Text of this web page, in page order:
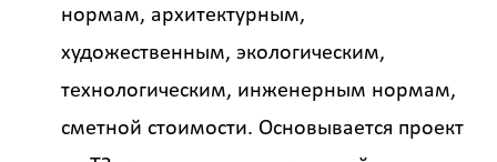
нормам, архитектурным,
художественным, экологическим,
технологическим, инженерным нормам,
сметной стоимости. Основывается проект
Стоимость